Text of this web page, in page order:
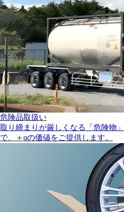
危険品取扱い
取り締まりが厳しくなる「危険物
で、＋αの価値をご提供します。